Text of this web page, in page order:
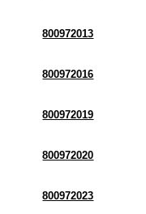
800972013
800972016
800972019
800972020
800972023